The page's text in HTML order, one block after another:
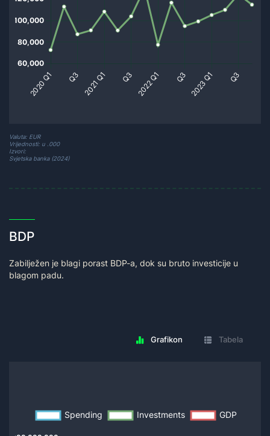
Valuta: EUR
Vrijednosti: u .000
Izvori:
Svjetska banka (2024)
BDP
Zabilježen je blagi porast BDP-a, dok su bruto investicije u
blagom padu.
Grafikon Tabela